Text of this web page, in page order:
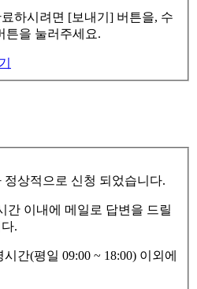
하시려면 [보내기] 버튼을, 수
튼을 눌러주세요.
정상적으로 신청 되었습니다.
간 이내에 메일로 답변을 드릴
.
간(평일 09:00 ~ 18:00) 이외에